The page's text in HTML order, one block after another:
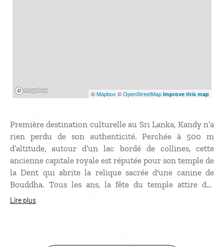
©Mapbox ©OpenStreetMap Improve this map
Première destination culturelle au Sri Lanka, Kandy n’a
rien perdu de son authenticité. Perchée à 500 m
d’altitude, autour d’un lac bordé de collines, cette
ancienne capitale royale est réputée pour son temple de
la Dent qui abrite la relique sacrée d'une canine de
Bouddha. Tous les ans, la fête du temple attire des
millions de pèlerins. Découvrir Kandy, c'est se plonger
Lire plus